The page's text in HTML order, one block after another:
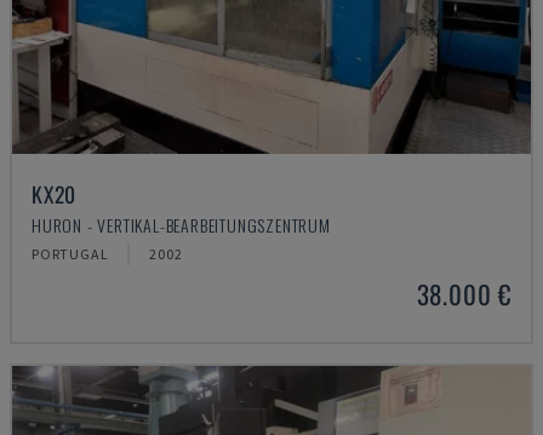
KX20
HURON - VERTIKAL-BEARBEITUNGSZENTRUM
PORTUGAL 2002
38.000 €